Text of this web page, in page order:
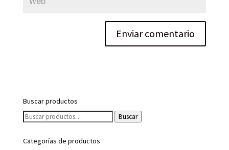
Buscar productos
Buscar
Buscar
Categorías de productos